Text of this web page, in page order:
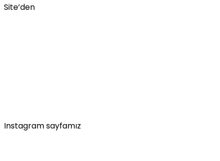
Site’den
Instagram sayfamız